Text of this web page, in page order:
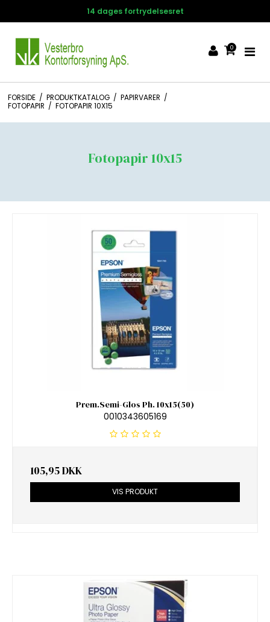
14 dages fortrydelsesret
0
FORSIDE / PRODUKTKATALOG / PAPIRVARER /
FOTOPAPIR / FOTOPAPIR 10X15
Fotopapir 10x15
Prem.Semi-Glos Ph. 10x15(50)
0010343605169
105,95 DKK
VIS PRODUKT